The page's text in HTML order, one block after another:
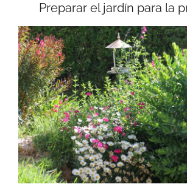
Preparar el jardín para la